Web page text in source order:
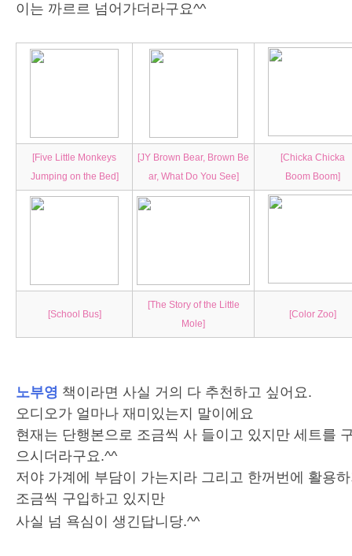
이는 까르르 넘어가더라구요^^
[Five Little Monkeys
Jumping on the Bed]
[JY Brown Bear, Brown Be
ar, What Do You See]
[Chicka Chicka
Boom Boom]
[School Bus]
[The Story of the Little
Mole]
[Color Zoo]
노부영 책이라면 사실 거의 다 추천하고 싶어요.
오디오가 얼마나 재미있는지 말이에요
현재는 단행본으로 조금씩 사 들이고 있지만 세트를
으시더라구요.^^
저야 가계에 부담이 가는지라 그리고 한꺼번에 활용
조금씩 구입하고 있지만
사실 넘 욕심이 생긴답니당.^^